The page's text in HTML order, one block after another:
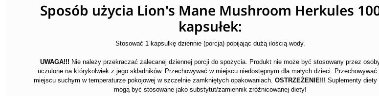
Sposób użycia Lion's Mane Mushroom Herkules
kapsułek:
Stosować 1 kapsułkę dziennie (porcja) popijając dużą ilością wody.
UWAGA!!! Nie należy przekraczać zalecanej dziennej porcji do spożycia. Produkt nie może być stosowany przez
uczulone na którykolwiek z jego składników. Przechowywać w miejscu niedostępnym dla małych dzieci. Przechowywać
miejscu suchym w temperaturze pokojowej w szczelnie zamkniętych opakowaniach. OSTRZEŻENIE!!! Suplementy diety
mogą być stosowane jako substytut/zamiennik zróżnicowanej diety!